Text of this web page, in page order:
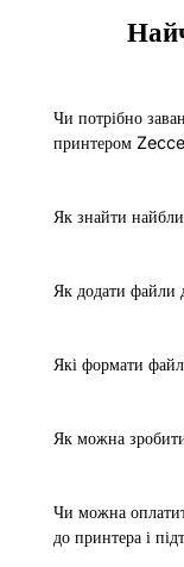
Чи потрібно
принтером
Як знайти
Як додати файли
Які формати
Як можна
Чи можна
до принтера і